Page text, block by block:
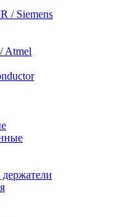
/ Siemens
Atmel